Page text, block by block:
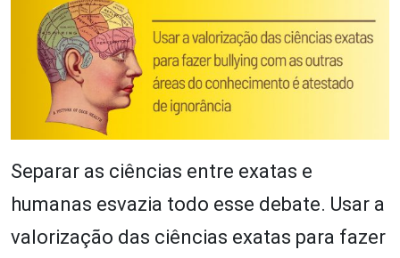
Separar as ciências entre exatas e
humanas esvazia todo esse debate. Usar a
valorização das ciências exatas para fazer